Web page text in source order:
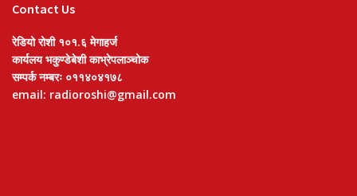
Contact Us
रेडियो रोशी १०१.६ मेगाहर्ज
कार्यलय भकुण्डेबेशी काभ्रेपलाञ्चोक
सम्पर्क नम्बरः ०११४०४१७८
email: radioroshi@gmail.com